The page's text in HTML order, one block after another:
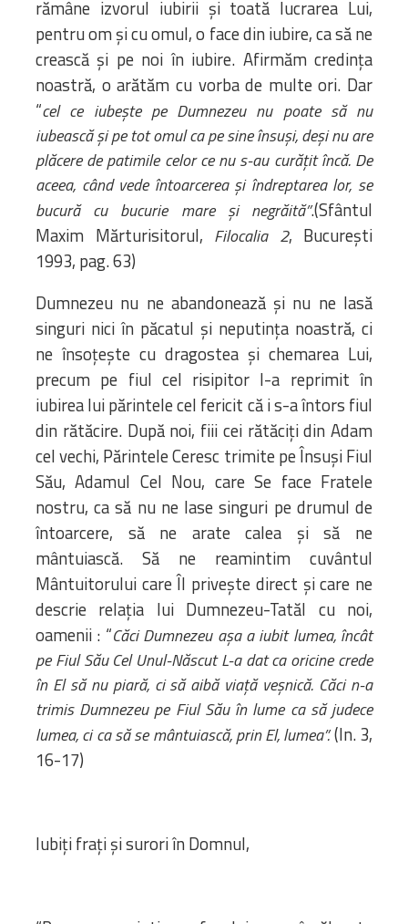
rămâne izvorul iubirii și toată lucrarea Lui,
pentru om și cu omul, o face din iubire, ca să ne
crească și pe noi în iubire. Afirmăm credința
noastră, o arătăm cu vorba de multe ori. Dar
“cel ce iubește pe Dumnezeu nu poate să nu
iubească și pe tot omul ca pe sine însuși, deși nu are
plăcere de patimile celor ce nu s-au curățit încă. De
aceea, când vede întoarcerea și îndreptarea lor, se
bucură cu bucurie mare și negrăită”.(Sfântul
Maxim Mărturisitorul, Filocalia 2, București
1993, pag. 63)
Dumnezeu nu ne abandonează și nu ne lasă
singuri nici în păcatul și neputința noastră, ci
ne însoțește cu dragostea și chemarea Lui,
precum pe fiul cel risipitor l-a reprimit în
iubirea lui părintele cel fericit că i s-a întors fiul
din rătăcire. După noi, fiii cei rătăciți din Adam
cel vechi, Părintele Ceresc trimite pe Însuși Fiul
Său, Adamul Cel Nou, care Se face Fratele
nostru, ca să nu ne lase singuri pe drumul de
întoarcere, să ne arate calea și să ne
mântuiască. Să ne reamintim cuvântul
Mântuitorului care Îl privește direct și care ne
descrie relația lui Dumnezeu-Tatăl cu noi,
oamenii : “Căci Dumnezeu așa a iubit lumea, încât
pe Fiul Său Cel Unul-Născut L-a dat ca oricine crede
în El să nu piară, ci să aibă viață veșnică. Căci n-a
trimis Dumnezeu pe Fiul Său în lume ca să judece
lumea, ci ca să se mântuiască, prin El, lumea”.(In. 3,
16-17)
Iubiți frați și surori în Domnul,